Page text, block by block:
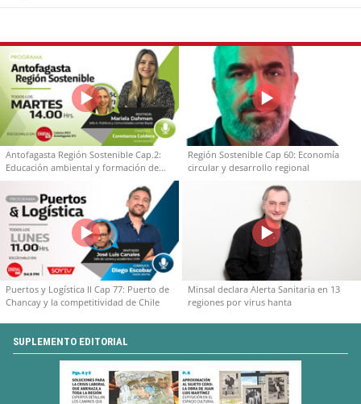
Antofagasta Región Sostenible Cap.2:
Educación ambiental y formación de
capacidades técnicas
Región Sostenible Cap 60: Economía
circular y desarrollo regional
Puertos y Logística II Cap 77: Puerto de
Chancay y la competitividad de Chile
Minsal declara Alerta Sanitaria en 13
regiones por virus hanta
SUPLEMENTO EDITORIAL